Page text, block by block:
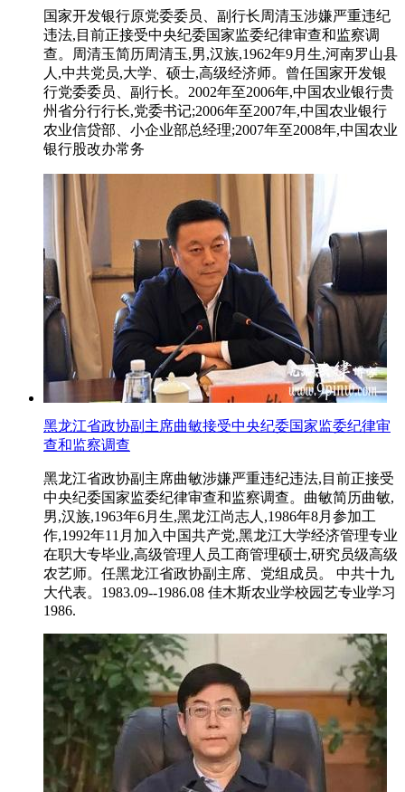
国家开发银行原党委委员、副行长周清玉涉嫌严重违纪
违法,目前正接受中央纪委国家监委纪律审查和监察调
查。周清玉简历周清玉,男,汉族,1962年9月生,河南罗山县
人,中共党员,大学、硕士,高级经济师。曾任国家开发银
行党委委员、副行长。2002年至2006年,中国农业银行贵
州省分行行长,党委书记;2006年至2007年,中国农业银行
农业信贷部、小企业部总经理;2007年至2008年,中国农业
银行股改办常务
黑龙江省政协副主席曲敏接受中央纪委国家监委纪律审
查和监察调查
黑龙江省政协副主席曲敏涉嫌严重违纪违法,目前正接受
中央纪委国家监委纪律审查和监察调查。曲敏简历曲敏,
男,汉族,1963年6月生,黑龙江尚志人,1986年8月参加工
作,1992年11月加入中国共产党,黑龙江大学经济管理专业
在职大专毕业,高级管理人员工商管理硕士,研究员级高级
农艺师。任黑龙江省政协副主席、党组成员。 中共十九
大代表。1983.09--1986.08 佳木斯农业学校园艺专业学习
1986.